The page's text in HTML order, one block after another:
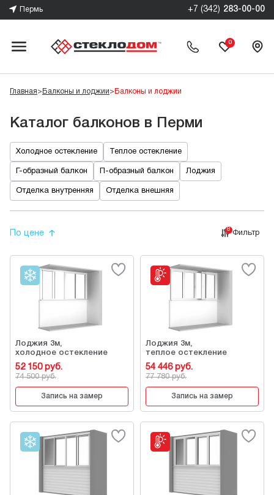
Пермь +7 (342) 283-00-00
0
Главная> Балконы и лоджии> Балконы и лоджии
Каталог балконов в Перми
Холодное остекление Теплое остекление
Г-образный балкон П-образный балкон Лоджия
Отделка внутренняя Отделка внешняя
По цене 8
Фильтр
Лоджия 3м,
холодное остекление
52 150 руб.
74 500 руб.
Запись на замер
Лоджия 3м,
теплое остекление
54 446 руб.
77 780 руб.
Запись на замер